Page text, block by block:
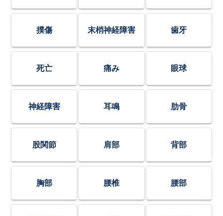
撲傷 末梢神経障害 歯牙
死亡 痛み 眼球
神経障害 耳鳴 肋骨
股関節 肩部 背部
胸部 腰椎 腰部